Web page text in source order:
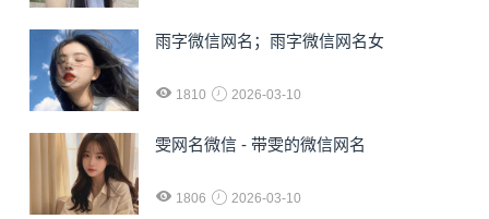
雨字微信网名；雨字微信网名女
1810 2026-03-10
雯网名微信 - 带雯的微信网名
1806 2026-03-10